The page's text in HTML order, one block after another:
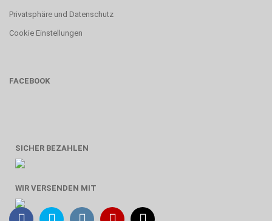
Privatsphäre und Datenschutz
Cookie Einstellungen
FACEBOOK
SICHER BEZAHLEN
WIR VERSENDEN MIT